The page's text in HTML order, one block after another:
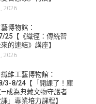
2026
博物館：
25【《織徑：傳統智
的連結》講座】
2026
維工藝博物館：
3-8/24【「開課了！庫
—成為典藏文物守護者
」專業培力課程】